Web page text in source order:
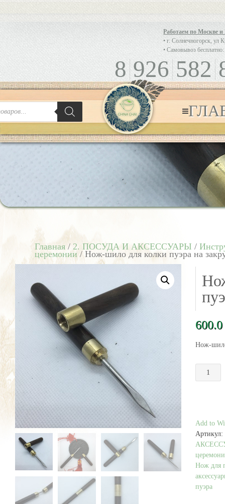
Работаем по Москве
• г. Солнечногорск, ул
• Самовывоз
8 926 582
Главная / 2. ПОСУДА И АКСЕССУАРЫ /
церемонии / Нож-шило для колки пуэра на
600.0
Нож-
товара
колки
пуэра
на
закрутке
Add to
Артикул:
Нож для
пуэра